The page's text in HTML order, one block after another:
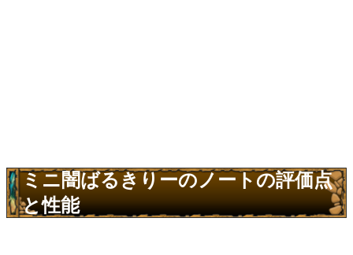
ミニ闇ばるきりーのノートの評価点
と性能